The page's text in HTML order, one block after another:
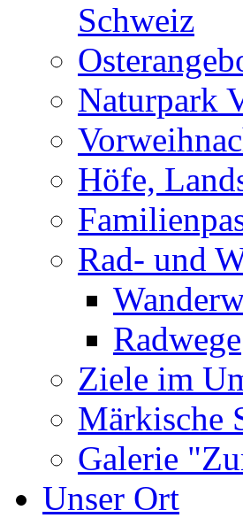
Schweiz
Naturpark
Höfe,
Rad- und
Radwege
Ziele im
Märkische
Galerie
Unser Ort